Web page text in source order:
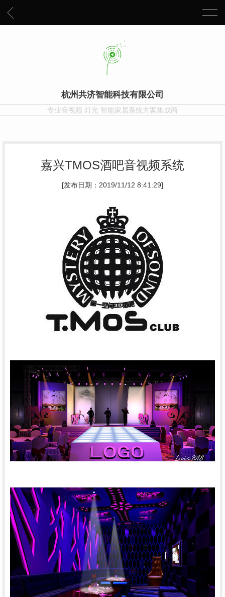
杭州共济智能科技有限公司
专业音视频 灯光 智能家居系统方案集成商
嘉兴TMOS酒吧音视频系统
[发布日期：2019/11/12 8:41:29]